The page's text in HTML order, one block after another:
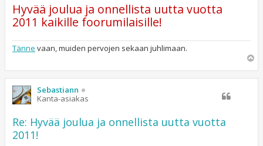
s
t
i
Hyvää joulua ja onnellista uutta vuotta
2011 kaikille foorumilaisille!
Tänne vaan, muiden pervojen sekaan juhlimaan.
ö
Sebastiann
Kanta-asiakas
Re: Hyvää joulua ja onnellista uutta vuotta
2011!